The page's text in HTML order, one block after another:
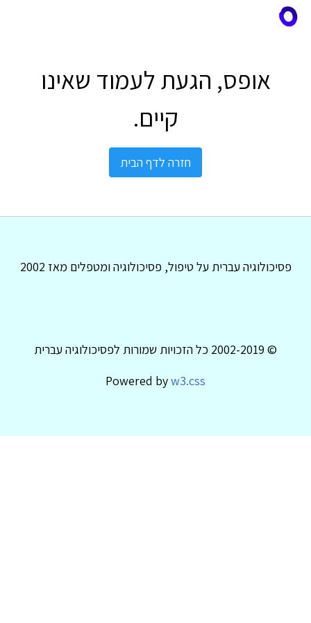
אופס, הגעת לעמוד שאינו
קיים.
חזרה לדף הבית
פסיכולוגיה עברית על טיפול, פסיכולוגיה ומטפלים מאז 2002
© 2002-2019 כל הזכויות שמורות לפסיכולוגיה עברית
Powered byw3.css